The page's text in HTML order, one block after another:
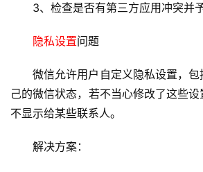
3、检查是否有第三方应用冲突并
隐私设置问题
微信允许用户自定义隐私设置，
己的微信状态，若不当心修改了这些
不显示给某些联系人。
解决方案：